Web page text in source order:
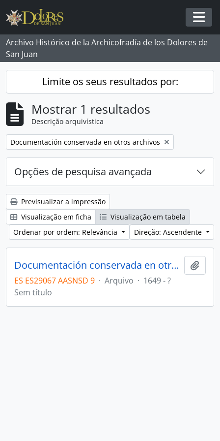
Skip to main content
Archivo Histórico de la Archicofradía de los Dolores de
San Juan
Limite os seus resultados por:
Mostrar 1 resultados
Descrição arquivística
Remover filtro:
Documentación conservada en otros archivos
Opções de pesquisa avançada
Previsualizar a impressão
Visualização em ficha
Visualização em tabela
Ordenar por ordem: Relevância
Direção: Ascendente
Documentación conservada en otros archivos
ES ES29067 AASNSD 9 · Arquivo · 1649 - ?
Sem título